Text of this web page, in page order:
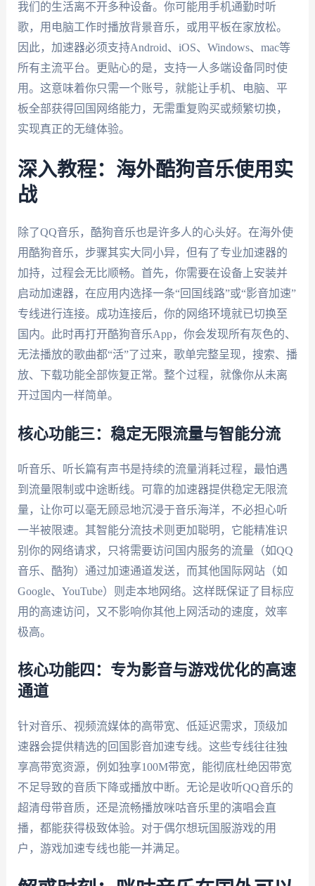
我们的生活离不开多种设备。你可能用手机通勤时听
歌，用电脑工作时播放背景音乐，或用平板在家放松。
因此，加速器必须支持Android、iOS、Windows、mac等
所有主流平台。更贴心的是，支持一人多端设备同时使
用。这意味着你只需一个账号，就能让手机、电脑、平
板全部获得回国网络能力，无需重复购买或频繁切换，
实现真正的无缝体验。
深入教程：海外酷狗音乐使用实
战
除了QQ音乐，酷狗音乐也是许多人的心头好。在海外使
用酷狗音乐，步骤其实大同小异，但有了专业加速器的
加持，过程会无比顺畅。首先，你需要在设备上安装并
启动加速器，在应用内选择一条“回国线路”或“影音加速”
专线进行连接。成功连接后，你的网络环境就已切换至
国内。此时再打开酷狗音乐App，你会发现所有灰色的、
无法播放的歌曲都“活”了过来，歌单完整呈现，搜索、播
放、下载功能全部恢复正常。整个过程，就像你从未离
开过国内一样简单。
核心功能三：稳定无限流量与智能分流
听音乐、听长篇有声书是持续的流量消耗过程，最怕遇
到流量限制或中途断线。可靠的加速器提供稳定无限流
量，让你可以毫无顾忌地沉浸于音乐海洋，不必担心听
一半被限速。其智能分流技术则更加聪明，它能精准识
别你的网络请求，只将需要访问国内服务的流量（如QQ
音乐、酷狗）通过加速通道发送，而其他国际网站（如
Google、YouTube）则走本地网络。这样既保证了目标应
用的高速访问，又不影响你其他上网活动的速度，效率
极高。
核心功能四：专为影音与游戏优化的高速
通道
针对音乐、视频流媒体的高带宽、低延迟需求，顶级加
速器会提供精选的回国影音加速专线。这些专线往往独
享高带宽资源，例如独享100M带宽，能彻底杜绝因带宽
不足导致的音质下降或播放中断。无论是收听QQ音乐的
超清母带音质，还是流畅播放咪咕音乐里的演唱会直
播，都能获得极致体验。对于偶尔想玩国服游戏的用
户，游戏加速专线也能一并满足。